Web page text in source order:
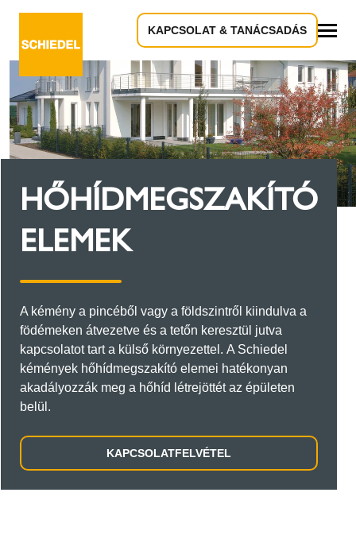
KAPCSOLAT & TANÁCSADÁS
HŐHÍDMEGSZAKÍTÓ
ELEMEK
A kémény a pincéből vagy a földszintről kiindulva a
födémeken átvezetve és a tetőn keresztül jutva
kapcsolatot tart a külső környezettel. A Schiedel
kémények hőhídmegszakító elemei hatékonyan
akadályozzák meg a hőhíd létrejöttét az épületen
belül.
KAPCSOLATFELVÉTEL